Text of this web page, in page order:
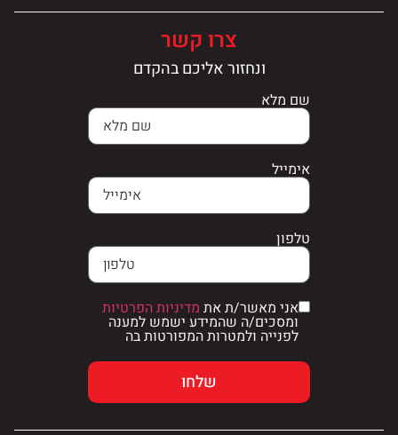
צרו קשר
ונחזור אליכם בהקדם
שם מלא
אימייל
טלפון
אני מאשר/ת את מדיניות הפרטיות
ומסכים/ה שהמידע ישמש למענה
לפנייה ולמטרות המפורטות בה